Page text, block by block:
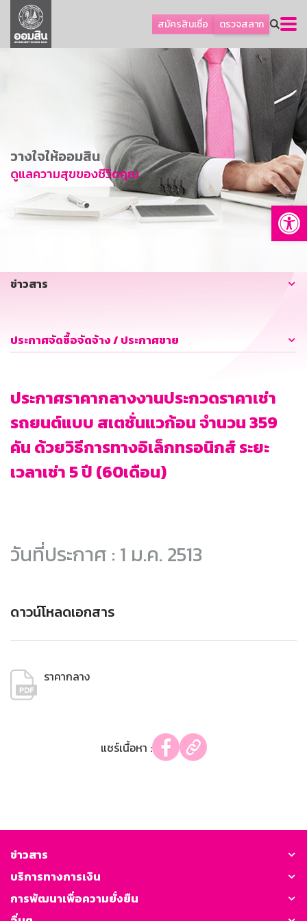
สมัครสินเชื่อ ตรวจสลาก
ลูกค้าธุรกิจ
ลูกค้าผู้ประกอบรายย่อย
การพัฒนาที่ยั่งยืน
ข่าวสาร
บริการทางการเงิน
อื่นๆ
วางใจให้ออมสิน
ดูแลความสุขของชีวิตคุณ
ข่าวสาร
ประกาศจัดซื้อจัดจ้าง / ประกาศขาย
ประกาศราคากลางงานประกวดราคาเช่า
รถยนต์แบบ สเตชั่นแวก้อน จำนวน 359
คัน ด้วยวิธีการทางอิเล็กทรอนิกส์ ระยะ
เวลาเช่า 5 ปี (60เดือน)
วันที่ประกาศ : 1 ม.ค. 2513
ดาวน์โหลดเอกสาร
ราคากลาง
แชร์เนื้อหา :
ข่าวสาร
บริการทางการเงิน
การพัฒนาเพื่อความยั่งยืน